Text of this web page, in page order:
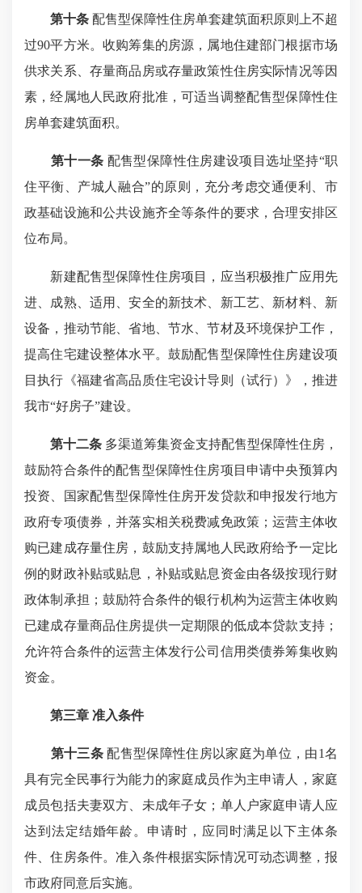
第十条 配售型保障性住房单套建筑面积原则上不超
过90平方米。收购筹集的房源，属地住建部门根据市场
供求关系、存量商品房或存量政策性住房实际情况等因
素，经属地人民政府批准，可适当调整配售型保障性住
房单套建筑面积。
第十一条 配售型保障性住房建设项目选址坚持“职
住平衡、产城人融合”的原则，充分考虑交通便利、市
政基础设施和公共设施齐全等条件的要求，合理安排区
位布局。
新建配售型保障性住房项目，应当积极推广应用先
进、成熟、适用、安全的新技术、新工艺、新材料、新
设备，推动节能、省地、节水、节材及环境保护工作，
提高住宅建设整体水平。鼓励配售型保障性住房建设项
目执行《福建省高品质住宅设计导则（试行）》，推进
我市“好房子”建设。
第十二条 多渠道筹集资金支持配售型保障性住房，
鼓励符合条件的配售型保障性住房项目申请中央预算内
投资、国家配售型保障性住房开发贷款和申报发行地方
政府专项债券，并落实相关税费减免政策；运营主体收
购已建成存量住房，鼓励支持属地人民政府给予一定比
例的财政补贴或贴息，补贴或贴息资金由各级按现行财
政体制承担；鼓励符合条件的银行机构为运营主体收购
已建成存量商品住房提供一定期限的低成本贷款支持；
允许符合条件的运营主体发行公司信用类债券筹集收购
资金。
第三章 准入条件
第十三条 配售型保障性住房以家庭为单位，由1名
具有完全民事行为能力的家庭成员作为主申请人，家庭
成员包括夫妻双方、未成年子女；单人户家庭申请人应
达到法定结婚年龄。申请时，应同时满足以下主体条
件、住房条件。准入条件根据实际情况可动态调整，报
市政府同意后实施。